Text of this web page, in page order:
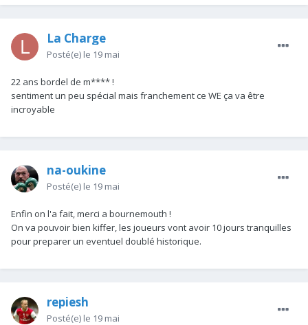
La Charge
Posté(e) le 19 mai
22 ans bordel de m**** !
sentiment un peu spécial mais franchement ce WE ça va être
incroyable
na-oukine
Posté(e) le 19 mai
Enfin on l'a fait, merci a bournemouth !
On va pouvoir bien kiffer, les joueurs vont avoir 10 jours tranquilles
pour preparer un eventuel doublé historique.
repiesh
Posté(e) le 19 mai